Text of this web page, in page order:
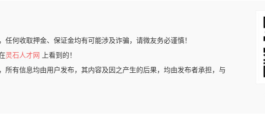
任何收取押金、保证金均有可能涉及诈骗，请微友务必谨慎！
灵石人才网
上看到的！
所有信息均由用户发布，其内容及因之产生的后果，均由发布者承担，与